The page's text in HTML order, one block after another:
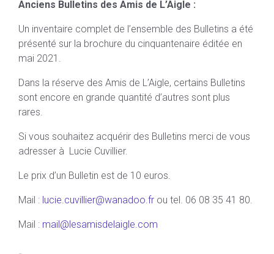
Anciens Bulletins des Amis de L’Aigle :
Un inventaire complet de l’ensemble des Bulletins a été
présenté sur la brochure du cinquantenaire éditée en
mai 2021.
Dans la réserve des Amis de L’Aigle, certains Bulletins
sont encore en grande quantité d’autres sont plus
rares.
Si vous souhaitez acquérir des Bulletins merci de vous
adresser à Lucie Cuvillier.
Le prix d’un Bulletin est de 10 euros.
Mail : lucie.cuvillier@wanadoo.fr ou tel. 06 08 35 41 80.
Mail : mail@lesamisdelaigle.com